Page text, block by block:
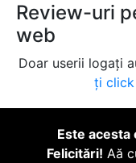
Review-uri
web
Doar userii logați
ți click
Este acesta
Felicitări! Aă